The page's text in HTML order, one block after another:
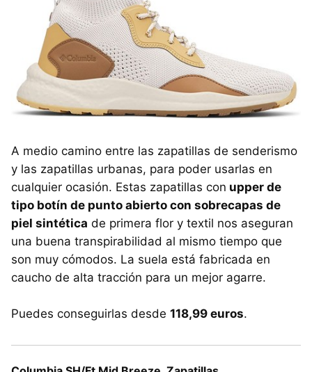
A medio camino entre las zapatillas de senderismo
y las zapatillas urbanas, para poder usarlas en
cualquier ocasión. Estas zapatillas con upper de
tipo botín de punto abierto con sobrecapas de
piel sintética de primera flor y textil nos aseguran
una buena transpirabilidad al mismo tiempo que
son muy cómodos. La suela está fabricada en
caucho de alta tracción para un mejor agarre.
Puedes conseguirlas desde 118,99 euros.